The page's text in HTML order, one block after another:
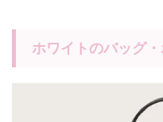
ホワイトのバッグ